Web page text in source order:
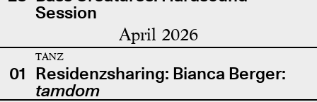
Session
April 2026
01
TANZ
Residenzsharing: Bianca Berger:
tamdom